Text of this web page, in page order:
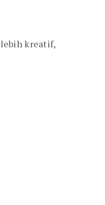
kreatif,